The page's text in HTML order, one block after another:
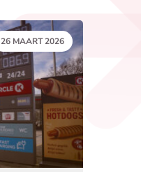
DATUM:
26 MAART 2026